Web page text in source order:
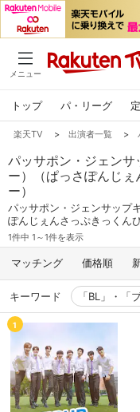
メニュー
トップ パ・リーグ
楽天TV > 出演者一覧 >
パッサポン・ジェン
ー）（ぱっさぽんじ
ー）
パッサポン・ジェンサップ
ぽんじぇんさっぷきっくん
1件中 1～1件を表示
マッチング 価格順
キーワード 「BL」・「
1